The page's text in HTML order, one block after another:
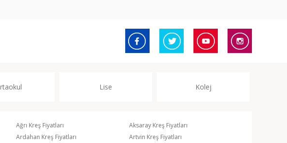
Lise Kolej
Ağrı Kreş Fiyatları
Aksaray Kreş Fiyatları
Ardahan Kreş Fiyatları Artvin Kreş Fiyatları